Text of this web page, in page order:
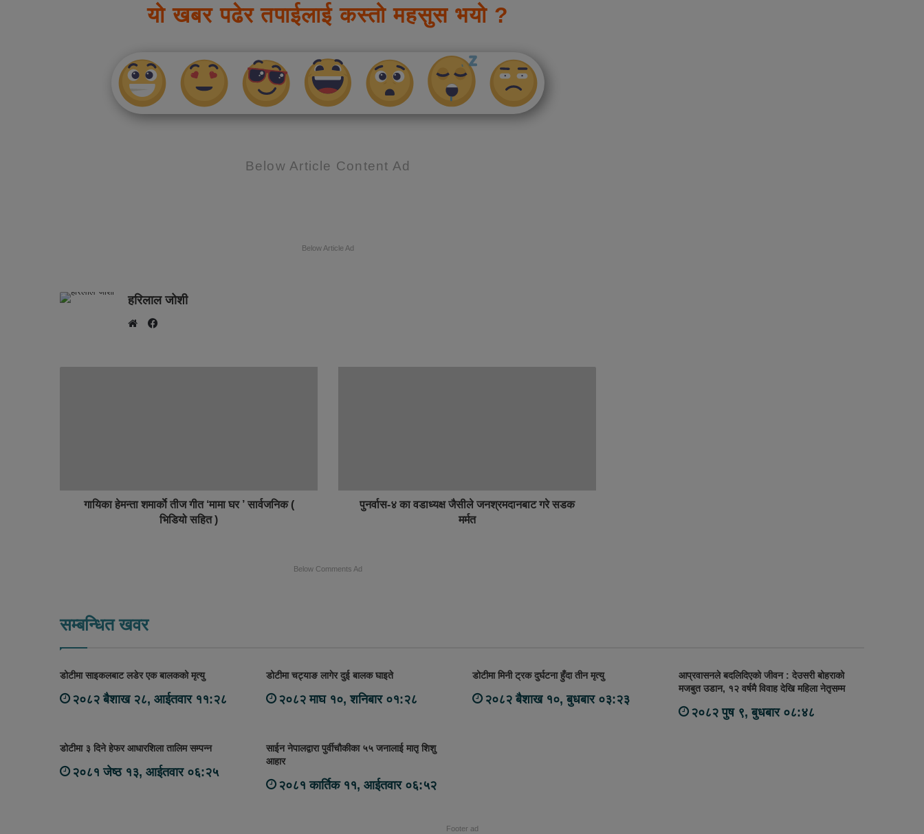
यो खबर पढेर तपाईलाई कस्तो महसुस भयो ?
Below Article Content Ad
Below Article Ad
हरिलाल जोशी
गायिका हेमन्ता शमार्काे तीज गीत ‘मामा घर ’ सार्वजनिक (
भिडियो सहित )
पुनर्वास-४ का वडाध्यक्ष जैसीले जनश्रमदानबाट गरे सडक
मर्मत
Below Comments Ad
सम्बन्धित खवर
डोटीमा साइकलबाट लडेर एक बालकको मृत्यु
२०८२ बैशाख २८, आईतवार ११:२८
डोटीमा चट्याङ लागेर दुई बालक घाइते
२०८२ माघ १०, शनिबार ०१:२८
डोटीमा मिनी ट्रक दुर्घटना हुँदा तीन मृत्यु
२०८२ बैशाख १०, बुधबार ०३:२३
आप्रवासनले बदलिदिएको जीवन : देउसरी बोहराको
मजबुत उडान, १२ वर्षमै विवाह देखि महिला नेतृसम्म
२०८२ पुष ९, बुधबार ०८:४८
डोटीमा ३ दिने हेफर आधारशिला तालिम सम्पन्न
२०८१ जेष्ठ १३, आईतवार ०६:२५
साईन नेपालद्वारा पुर्वीचौकीका ५५ जनालाई मातृ शिशु
आहार
२०८१ कार्तिक ११, आईतवार ०६:५२
Footer ad